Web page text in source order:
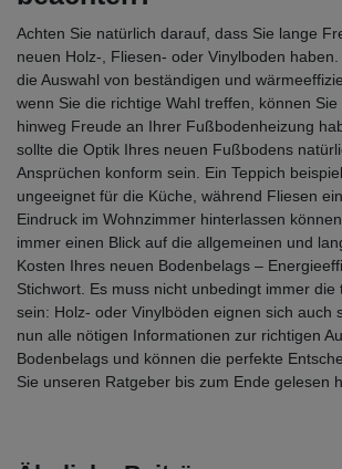
Achten Sie natürlich darauf, dass Sie lange
neuen Holz-, Fliesen- oder Vinylboden
die Auswahl von beständigen und
wenn Sie die richtige Wahl treffen, können
hinweg Freude an Ihrer Fußbodenheizung
sollte die Optik Ihres neuen Fußbodens
Ansprüchen konform sein. Ein Teppich
ungeeignet für die Küche, während Fliesen
Eindruck im Wohnzimmer hinterlassen
immer einen Blick auf die allgemeinen und
Kosten Ihres neuen Bodenbelags –
Stichwort. Es muss nicht unbedingt immer die
sein: Holz- oder Vinylböden eignen sich auch
nun alle nötigen Informationen zur richtigen
Bodenbelags und können die perfekte
Sie unseren Ratgeber bis zum Ende gelesen